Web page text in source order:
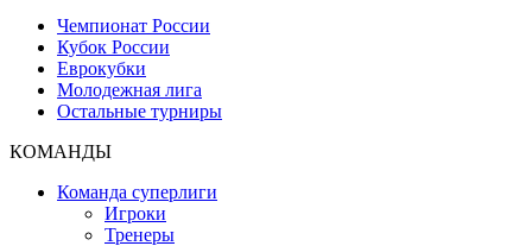
Чемпионат России
Кубок России
Еврокубки
Молодежная лига
Остальные турниры
КОМАНДЫ
Команда суперлиги
Игроки
Тренеры